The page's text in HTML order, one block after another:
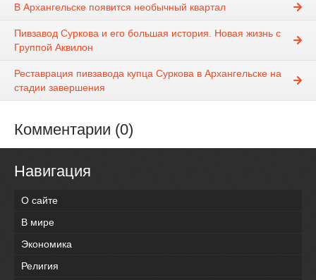
В Архангельске появится необычный квартал
Пивзавод Суркова и его большая история. Новая жизнь с
Группой Аквилон
Реставрация пивзавода купца Суркова в Архангельске на
стадии завершения
Комментарии (0)
Навигация
О сайте
В мире
Экономика
Религия